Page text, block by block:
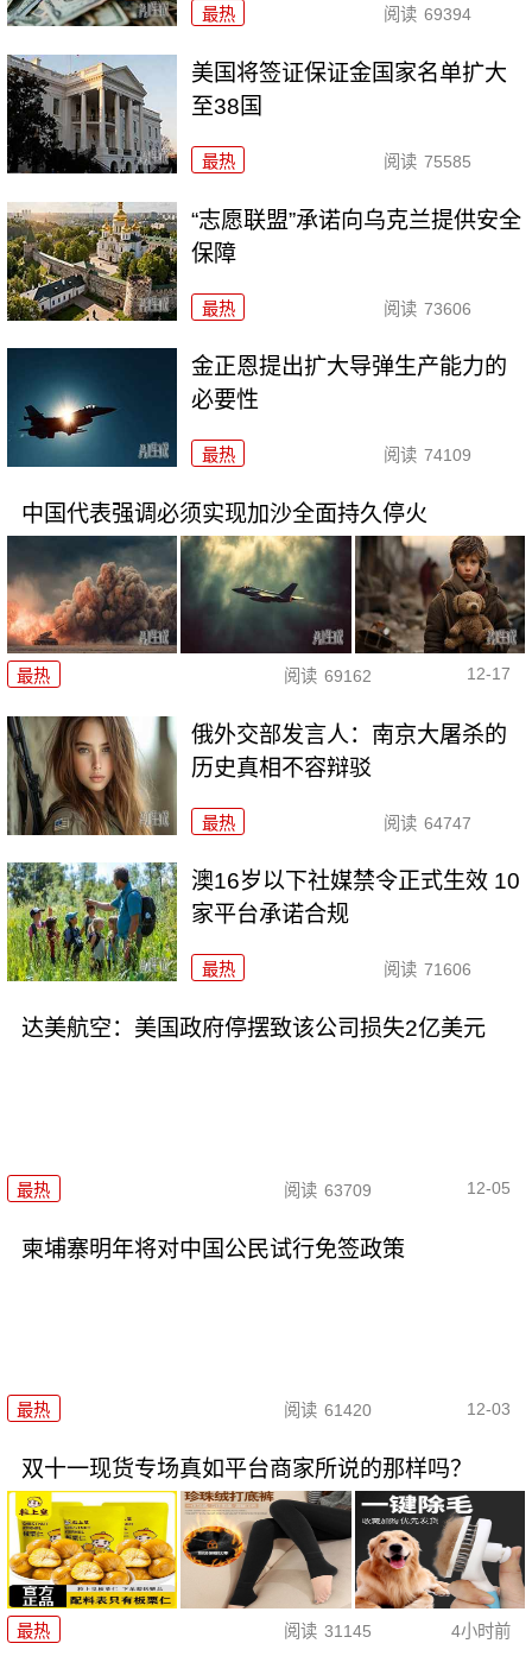
最热 阅读 69394
美国将签证保证金国家名单扩大
至38国
最热 阅读 75585
“志愿联盟”承诺向乌克兰提供安全
保障
最热 阅读 73606
金正恩提出扩大导弹生产能力的
必要性
最热 阅读 74109
中国代表强调必须实现加沙全面持久停火
最热 阅读 69162 12-17
俄外交部发言人：南京大屠杀的
历史真相不容辩驳
最热 阅读 64747
澳16岁以下社媒禁令正式生效 10
家平台承诺合规
最热 阅读 71606
达美航空：美国政府停摆致该公司损失2亿美元
最热 阅读 63709 12-05
柬埔寨明年将对中国公民试行免签政策
最热 阅读 61420 12-03
双十一现货专场真如平台商家所说的那样吗？
最热 阅读 31145 4小时前